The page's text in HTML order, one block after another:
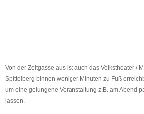
Von der Zeltgasse aus ist auch das Volkstheater /
Spittelberg binnen weniger Minuten zu Fuß
um eine gelungene Veranstaltung z.B. am Abend
lassen.